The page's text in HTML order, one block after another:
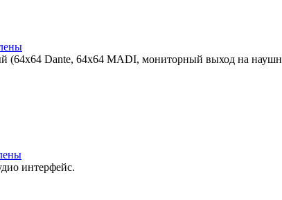
(64x64 Dante, 64x64 MADI, мониторный выход на
интерфейс.